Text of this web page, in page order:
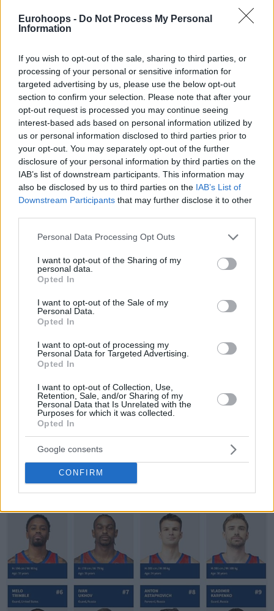
Eurohoops - Do Not Process My Personal
Information
If you wish to opt-out of the sale, sharing to third parties, or
processing of your personal or sensitive information for
targeted advertising by us, please use the below opt-out
section to confirm your selection. Please note that after your
opt-out request is processed you may continue seeing
interest-based ads based on personal information utilized by
us or personal information disclosed to third parties prior to
your opt-out. You may separately opt-out of the further
disclosure of your personal information by third parties on the
IAB’s list of downstream participants. This information may
also be disclosed by us to third parties on the IAB’s List of
Downstream Participants that may further disclose it to other
Please note that this website/app uses one or more Google
not limited to your visit or usage behaviour. You may click to
grant or deny consent to Google and its third-party tags to
use your data for below specified purposes in below Google
consent section.
Personal Data Processing Opt Outs
I want to opt-out of the Sharing of my
personal data.
Opted In
I want to opt-out of the Sale of my
Personal Data.
Opted In
I want to opt-out of processing my
Personal Data for Targeted Advertising.
Opted In
I want to opt-out of Collection, Use,
Retention, Sale, and/or Sharing of my
Personal Data that Is Unrelated with the
Purposes for which it was collected.
Opted In
Google consents
CONFIRM
“Είμαι πεποισμένος πως θα ήταν στις κορυφαίες τέσσερις
ομάδες στην Ευρωλίγκα. Είναι ομάδα επιπέδου Final Four”
“ΜATCH TV”) ο 77χρονος Ρώσος μετά από τη
“σκούπα”(4-0)επί της
Το ρόστερ της ΤΣΣΚΑ Μόσχας